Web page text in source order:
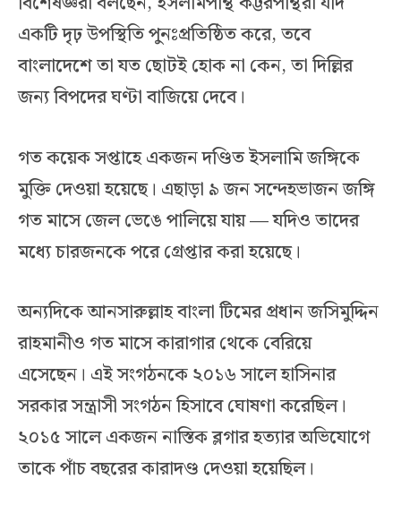
একটি দৃঢ় উপস্থিতি পুনঃপ্রতিষ্ঠিত করে, তবে
বাংলাদেশে তা যত ছোটই হোক না কেন, তা দিল্লির
জন্য বিপদের ঘণ্টা বাজিয়ে দেবে।
গত কয়েক সপ্তাহে একজন দণ্ডিত ইসলামি জঙ্গিকে
মুক্তি দেওয়া হয়েছে। এছাড়া ৯ জন সন্দেহভাজন জঙ্গি
গত মাসে জেল ভেঙে পালিয়ে যায় — যদিও তাদের
মধ্যে চারজনকে পরে গ্রেপ্তার করা হয়েছে।
অন্যদিকে আনসারুল্লাহ বাংলা টিমের প্রধান জসিমুদ্দিন
রাহমানীও গত মাসে কারাগার থেকে বেরিয়ে
এসেছেন। এই সংগঠনকে ২০১৬ সালে হাসিনার
সরকার সন্ত্রাসী সংগঠন হিসাবে ঘোষণা করেছিল।
২০১৫ সালে একজন নাস্তিক ব্লগার হত্যার অভিযোগে
তাকে পাঁচ বছরের কারাদণ্ড দেওয়া হয়েছিল।